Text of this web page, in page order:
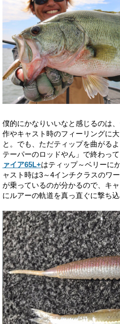
僕的にかなりいいなと感じるのは
作やキャスト時のフィーリングに
と。でも、ただティップを曲がる
テーパーのロッドやん」で終わって
ァイア65L+はティップ～ベリーに
ャスト時は3～4インチクラスのワ
が乗っているのが分かるので、キ
にルアーの軌道を真っ直ぐに撃ち込